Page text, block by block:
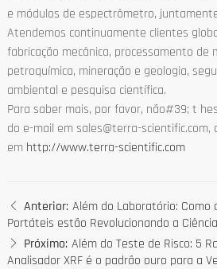
e módulos de espectrômetro,
Atendemos continuamente clientes
fabricação mecânica, processamento de
petroquímica, mineração e geologia,
ambiental e pesquisa científica.
Para saber mais, por favor, não#39; t
do e-mail em sales@terra-
em http://www.terra-scientific.com
Anterior: Além do Laboratório: Como
Portáteis estão Revolucionando a
Próximo: Além do Teste de Risco: 5
Analisador XRF é o padrão ouro para a